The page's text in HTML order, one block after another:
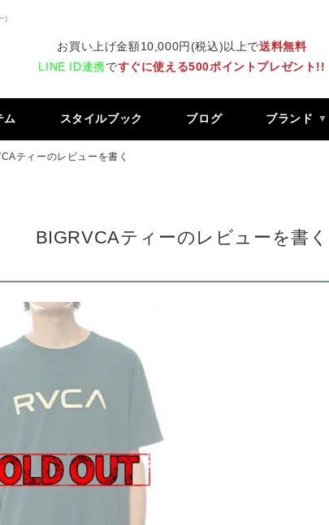
)
お買い上げ金額10,000円(税込)以上で送料無料
LINE ID連携ですぐに使える500ポイントプレゼント!!
ム スタイルブック ブログ ブランド
ティーのレビューを書く
BIGRVCAティーのレビューを書く